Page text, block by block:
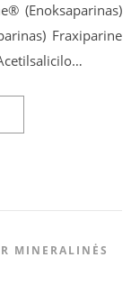
(Enoksaparinas)
Fraxiparine
MINERALINĖS